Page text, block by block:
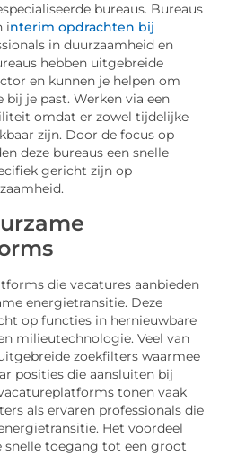
bureaus. Bureaus
interim opdrachten bij
in duurzaamheid en
hebben uitgebreide
en kunnen je helpen om
je past. Werken via een
omdat er zowel tijdelijke
zijn. Door de focus op
deze bureaus een snelle
gericht zijn op
die vacatures aanbieden
energietransitie. Deze
op functies in hernieuwbare
milieutechnologie. Veel van
zoekfilters waarmee
posities die aansluiten bij
tonen vaak
als ervaren professionals die
Het voordeel
snelle toegang tot een groot